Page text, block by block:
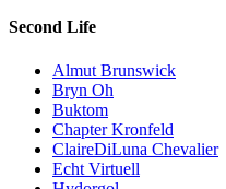
Second Life
Almut Brunswick
Bryn Oh
Buktom
Chapter Kronfeld
ClaireDiLuna Chevalier
Echt Virtuell